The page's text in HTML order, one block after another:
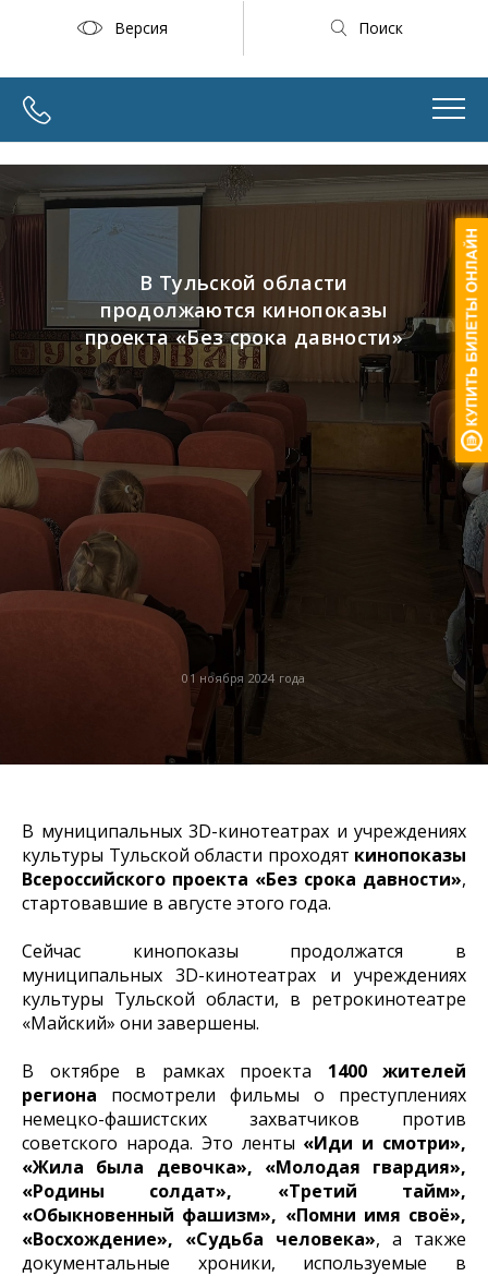
Версия Поиск
01 ноября 2024 года
В Тульской области
продолжаются кинопоказы
проекта «Без срока давности»
В муниципальных 3D-кинотеатрах и учреждениях
культуры Тульской области проходят кинопоказы
Всероссийского проекта «Без срока давности»,
стартовавшие в августе этого года.
Сейчас кинопоказы продолжатся в
муниципальных 3D-кинотеатрах и учреждениях
культуры Тульской области, в ретрокинотеатре
«Майский» они завершены.
В октябре в рамках проекта 1400 жителей
региона посмотрели фильмы о преступлениях
немецко-фашистских захватчиков против
советского народа. Это ленты «Иди и смотри»,
«Жила была девочка», «Молодая гвардия»,
«Родины солдат», «Третий тайм»,
«Обыкновенный фашизм», «Помни имя своё»,
«Восхождение», «Судьба человека», а также
документальные хроники, используемые в